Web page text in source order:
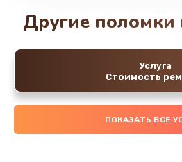
Другие
Услуга
Стоимость
ПОКАЗАТЬ ВСЕ